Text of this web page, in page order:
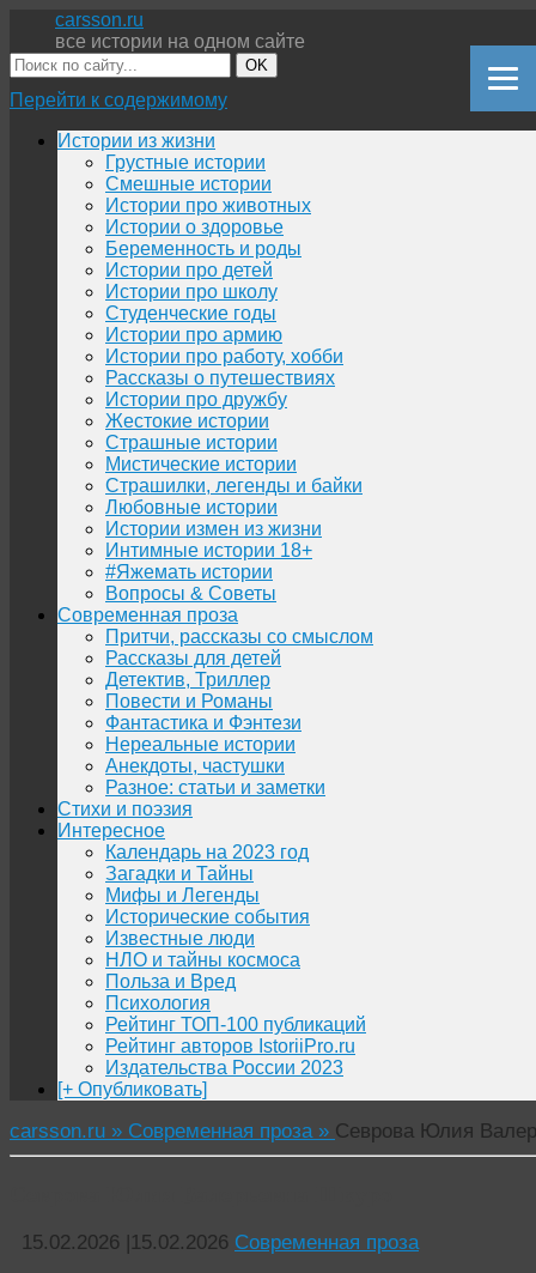
carsson.ru
все истории на одном сайте
OK
Перейти к содержимому
Истории из жизни
Грустные истории
Смешные истории
Истории про животных
Истории о здоровье
Беременность и роды
Истории про детей
Истории про школу
Студенческие годы
Истории про армию
Истории про работу, хобби
Рассказы о путешествиях
Истории про дружбу
Жестокие истории
Страшные истории
Мистические истории
Страшилки, легенды и байки
Любовные истории
Истории измен из жизни
Интимные истории 18+
#Яжемать истории
Вопросы & Советы
Современная проза
Притчи, рассказы со смыслом
Рассказы для детей
Детектив, Триллер
Повести и Романы
Фантастика и Фэнтези
Нереальные истории
Анекдоты, частушки
Разное: статьи и заметки
Стихи и поэзия
Интересное
Календарь на 2023 год
Загадки и Тайны
Мифы и Легенды
Исторические события
Известные люди
НЛО и тайны космоса
Польза и Вред
Психология
Рейтинг ТОП-100 публикаций
Рейтинг авторов IstoriiPro.ru
Издательства России 2023
[+ Опубликовать]
carsson.ru » Современная проза » Севрова Юлия
15.02.2026 |15.02.2026 Современная проза